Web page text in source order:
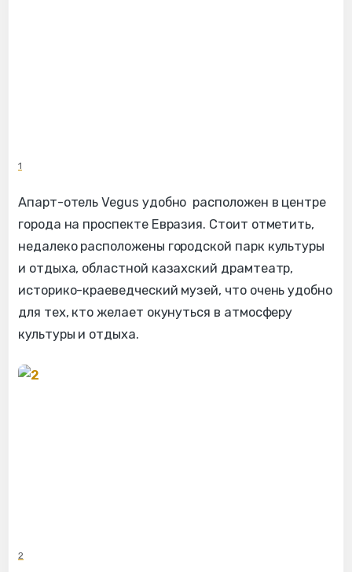
1
Апарт-отель Vegus удобно расположен в центре
города на проспекте Евразия. Стоит отметить,
недалеко расположены городской парк культуры
и отдыха, областной казахский драмтеатр,
историко-краеведческий музей, что очень удобно
для тех, кто желает окунуться в атмосферу
культуры и отдыха.
2